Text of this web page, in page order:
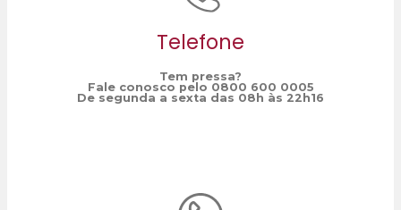
Telefone
Tem pressa?
Fale conosco pelo 0800 600 0005
De segunda a sexta das 08h às 22h16